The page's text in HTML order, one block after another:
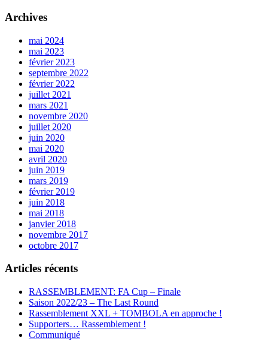
Archives
mai 2024
mai 2023
février 2023
septembre 2022
février 2022
juillet 2021
mars 2021
novembre 2020
juillet 2020
juin 2020
mai 2020
avril 2020
juin 2019
mars 2019
février 2019
juin 2018
mai 2018
janvier 2018
novembre 2017
octobre 2017
Articles récents
RASSEMBLEMENT: FA Cup – Finale
Saison 2022/23 – The Last Round
Rassemblement XXL + TOMBOLA en approche !
Supporters… Rassemblement !
Communiqué